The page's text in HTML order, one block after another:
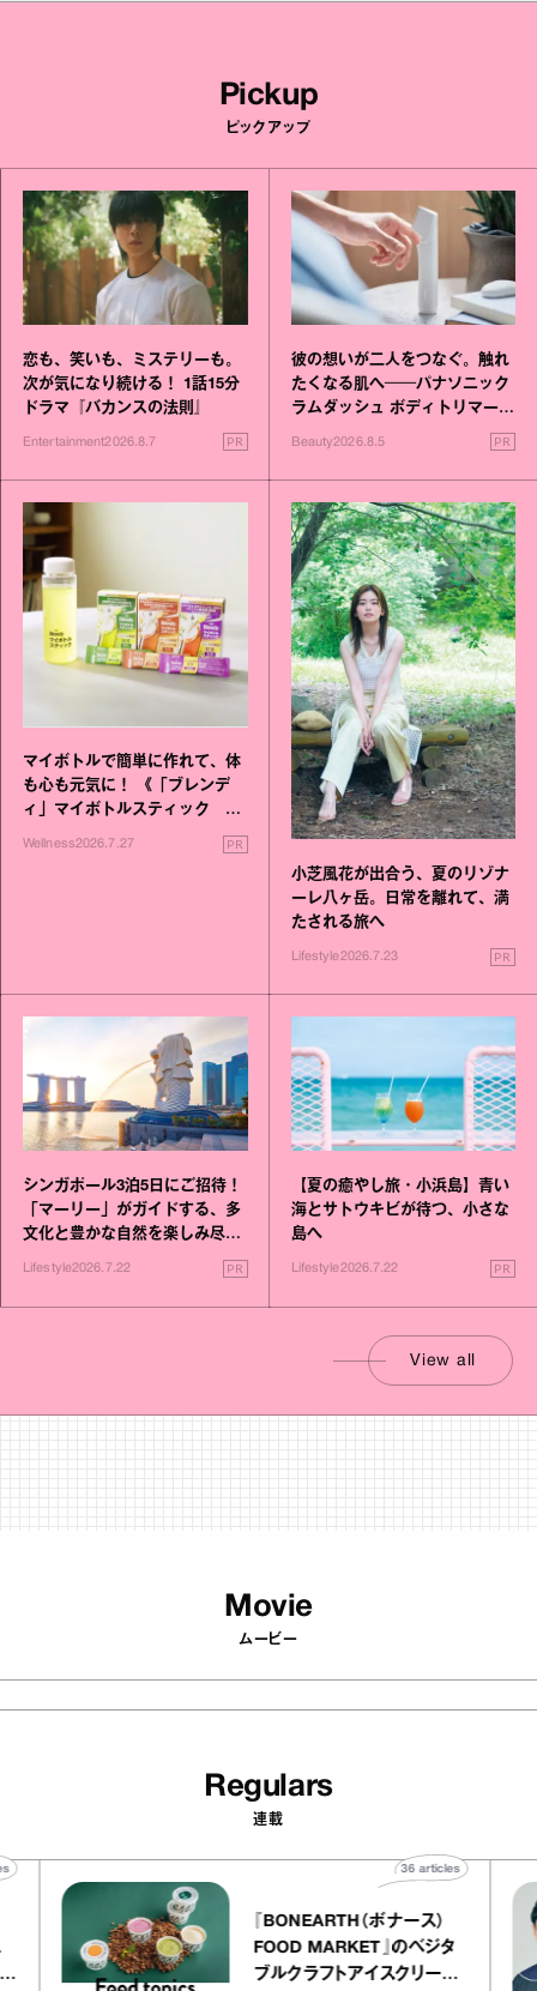
Pickup
ピックアップ
恋も、笑いも、ミステリーも。
次が気になり続ける！ 1話15分
ドラマ『バカンスの法則』
Entertainment2026.8.7 PR
彼の想いが二人をつなぐ。触れ
たくなる肌へ──パナソニック
ラムダッシュ ボディトリマーが
Beauty2026.8.5 PR
マイボトルで簡単に作れて、体
も心も元気に！ 《「ブレンデ
ィ」マイボトルスティック い
いこと毎日》シリーズが誕生
Wellness2026.7.27 PR
小芝風花が出合う、夏のリゾナ
ーレ八ヶ岳。日常を離れて、満
たされる旅へ
Lifestyle2026.7.23 PR
シンガポール3泊5日にご招待！
「マーリー」がガイドする、多
文化と豊かな自然を楽しみ尽く
す旅
Lifestyle2026.7.22 PR
【夏の癒やし旅・小浜島】青い
海とサトウキビが待つ、小さな
島へ
Lifestyle2026.7.22 PR
View all
Movie
ムービー
Regulars
連載
トリエ
プ キャ
40
『BONEARTH（ボナース）
FOOD MARKET』のベジタ
ブルクラフトアイスクリーム
36